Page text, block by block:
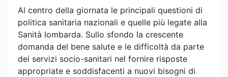
Al centro della giornata le principali questioni di
politica sanitaria nazionali e quelle più legate alla
Sanità lombarda. Sullo sfondo la crescente
domanda del bene salute e le difficoltà da parte
dei servizi socio-sanitari nel fornire risposte
appropriate e soddisfacenti a nuovi bisogni di